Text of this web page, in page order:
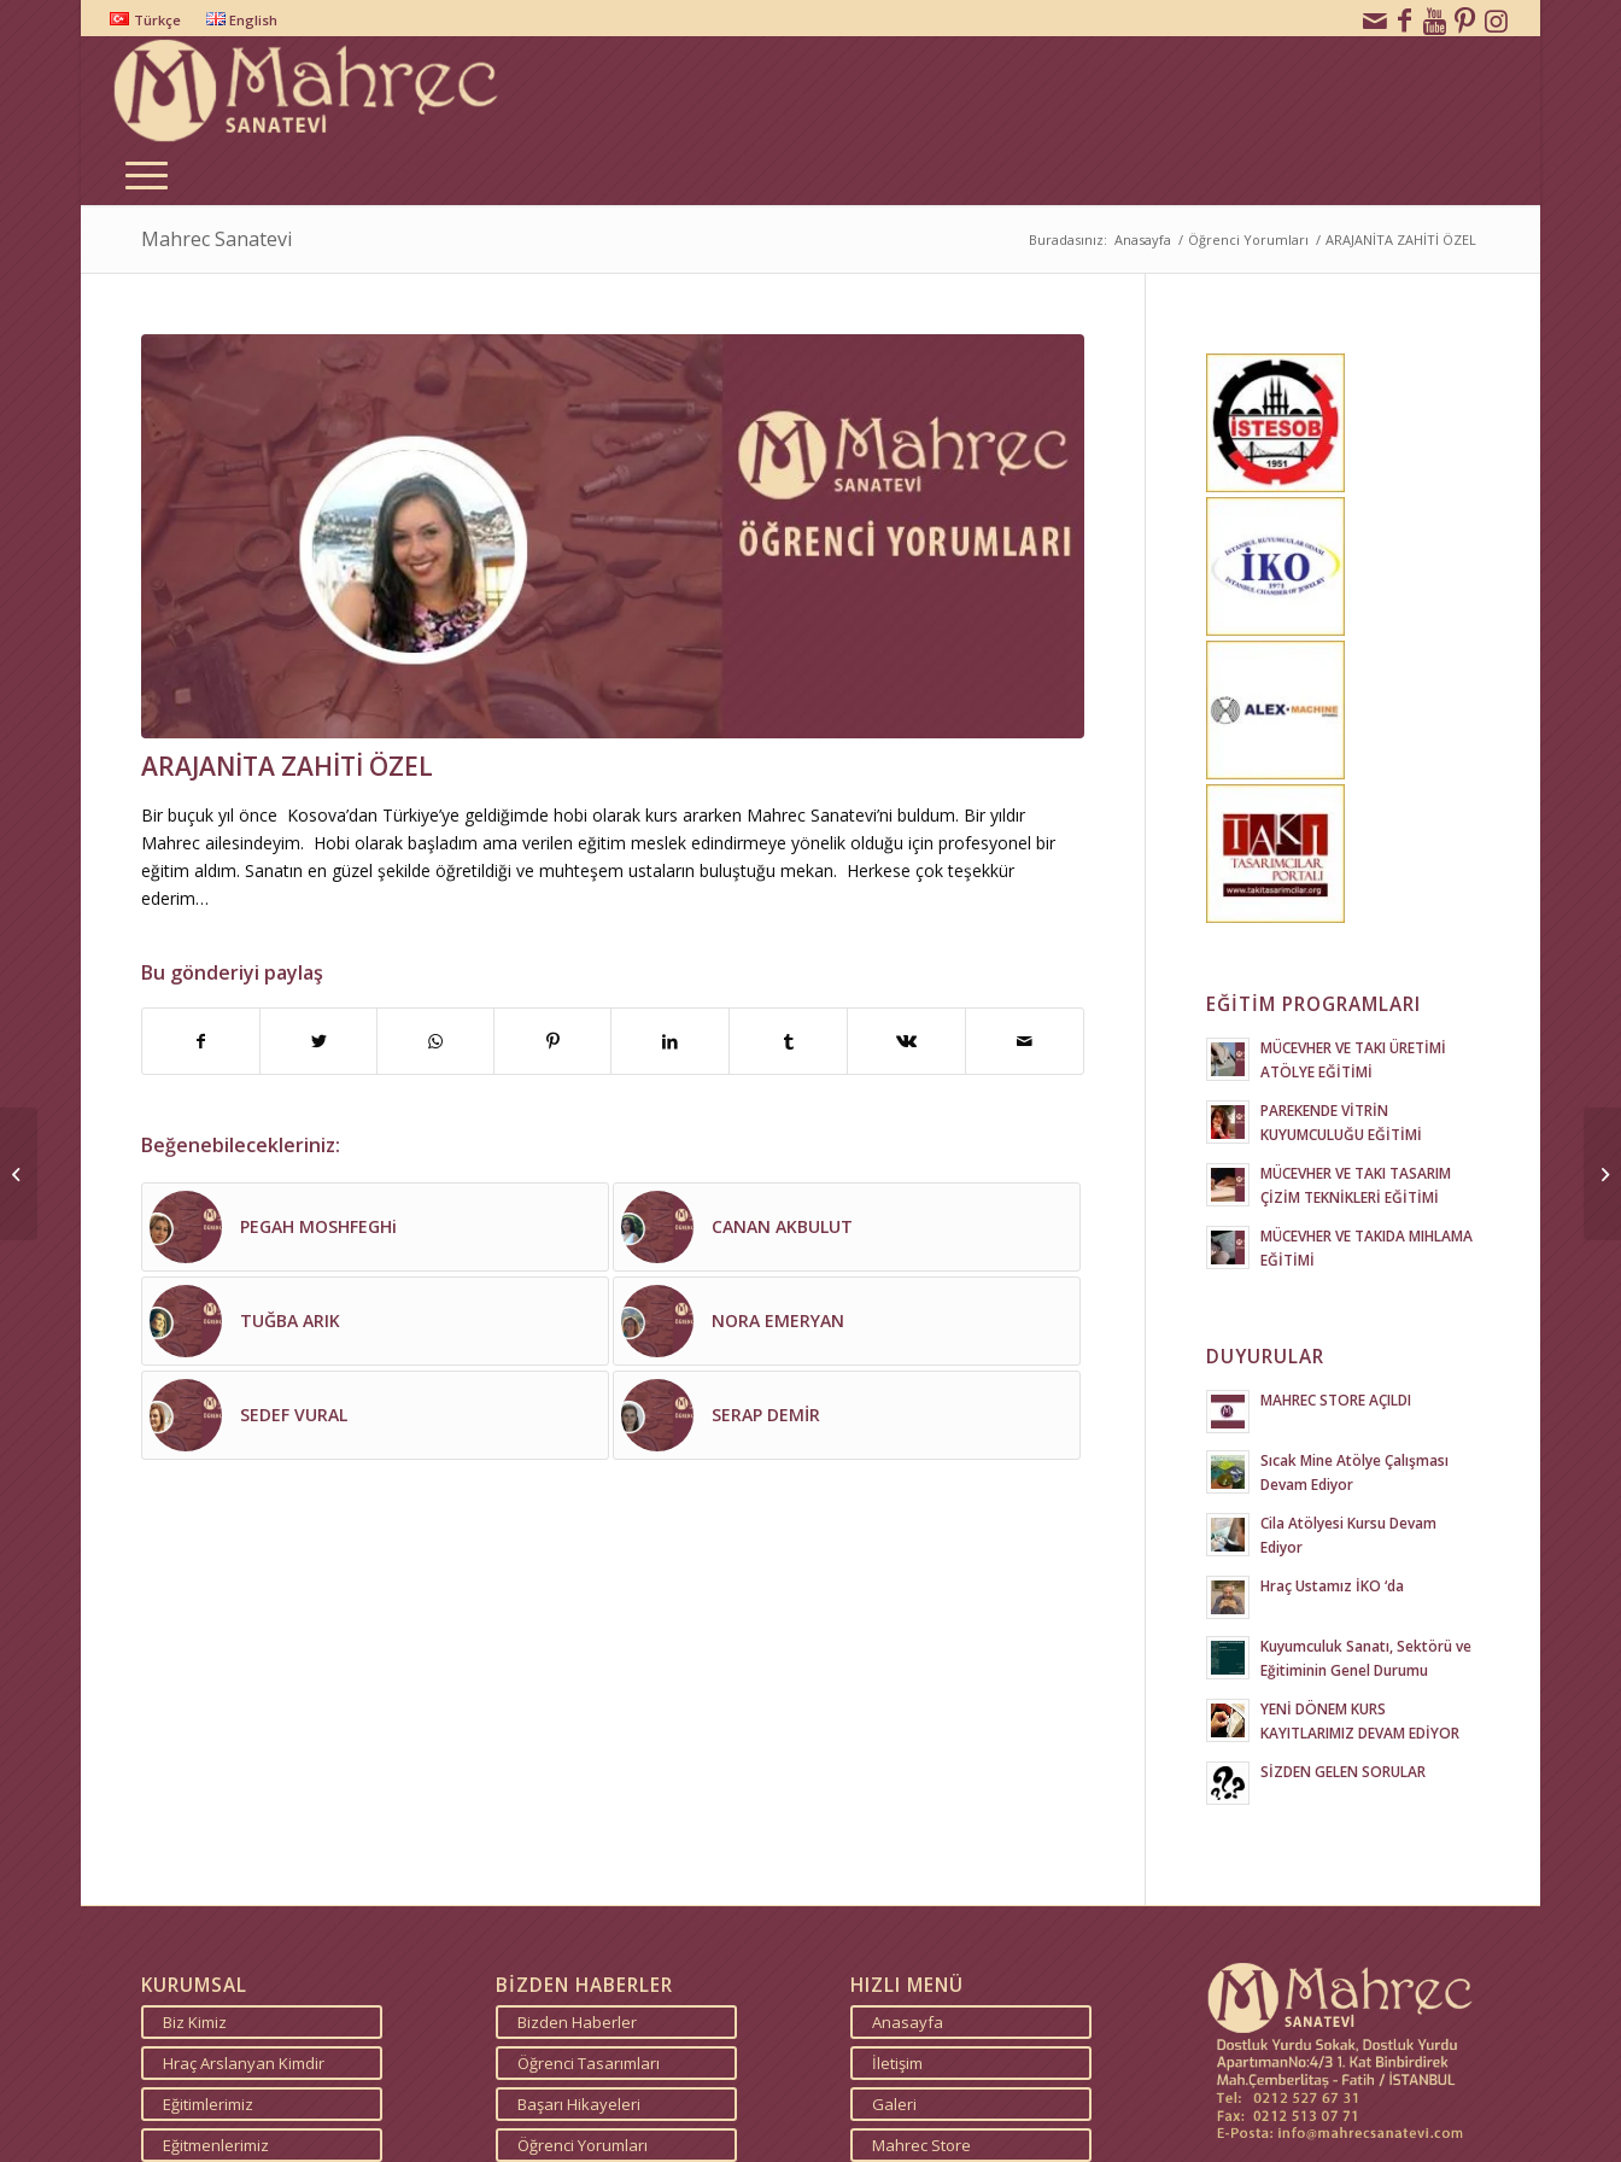
Türkçe English
Mahrec Sanatevi Buradasınız: Anasayfa / Öğrenci Yorumları / ARAJANİTA ZAHİTİ ÖZEL
ARAJANİTA ZAHİTİ ÖZEL
Bir buçuk yıl önce Kosova’dan Türkiye’ye geldiğimde hobi olarak kurs ararken Mahrec Sanatevi’ni buldum. Bir yıldır
Mahrec ailesindeyim. Hobi olarak başladım ama verilen eğitim meslek edindirmeye yönelik olduğu için profesyonel bir
eğitim aldım. Sanatın en güzel şekilde öğretildiği ve muhteşem ustaların buluştuğu mekan. Herkese çok teşekkür
ederim…
Bu gönderiyi paylaş
Beğenebilecekleriniz:
PEGAH MOSHFEGHi CANAN AKBULUT
TUĞBA ARIK NORA EMERYAN
SEDEF VURAL SERAP DEMİR
EĞİTİM PROGRAMLARI
MÜCEVHER VE TAKI ÜRETİMİ
ATÖLYE EĞİTİMİ
PAREKENDE VİTRİN
KUYUMCULUĞU EĞİTİMİ
MÜCEVHER VE TAKI TASARIM
ÇİZİM TEKNİKLERİ EĞİTİMİ
MÜCEVHER VE TAKIDA MIHLAMA
EĞİTİMİ
DUYURULAR
MAHREC STORE AÇILDI
Sıcak Mine Atölye Çalışması
Devam Ediyor
Cila Atölyesi Kursu Devam
Ediyor
Hraç Ustamız İKO ‘da
Kuyumculuk Sanatı, Sektörü ve
Eğitiminin Genel Durumu
YENİ DÖNEM KURS
KAYITLARIMIZ DEVAM EDİYOR
SİZDEN GELEN SORULAR
KURUMSAL
Biz Kimiz
Hraç Arslanyan Kimdir
Eğitimlerimiz
Eğitmenlerimiz
BİZDEN HABERLER
Bizden Haberler
Öğrenci Tasarımları
Başarı Hikayeleri
Öğrenci Yorumları
HIZLI MENÜ
Anasayfa
İletişim
Galeri
Mahrec Store